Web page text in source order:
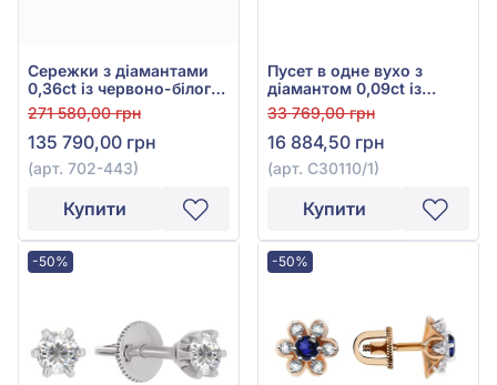
Сережки з діамантами
0,36ct із червоно-білого
золота 585°, арт. 702-443
271 580,00 грн
135 790,00 грн
(арт. 702-443)
Купити
Пусет в одне вухо з
діамантом 0,09ct із
білого золота 585°, арт.
С30110/1
33 769,00 грн
16 884,50 грн
(арт. С30110/1)
Купити
-50% -50%